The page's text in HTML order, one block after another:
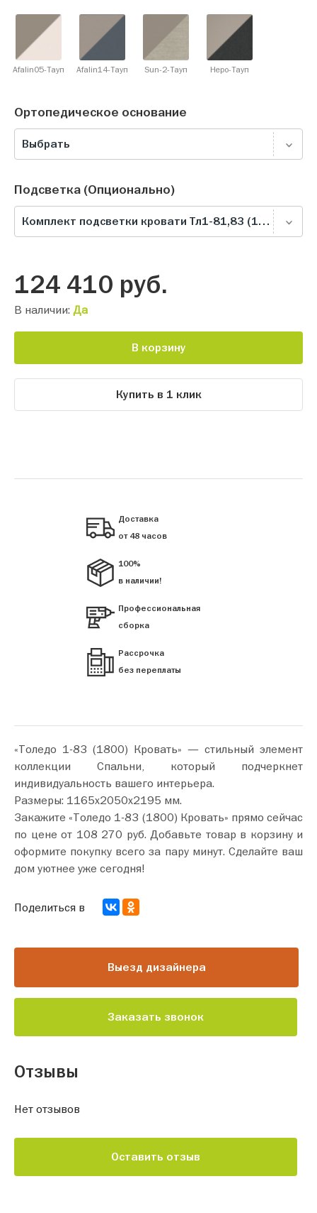
Afalin05-Тауп Afalin14-Тауп Sun-2-Тауп Неро-Тауп
Ортопедическое основание
Выбрать
Подсветка (Опционально)
Комплект подсветки кровати Тл1-81,83 (1800), белая теплая
124 410 руб.
В наличии: Да
В корзину
Купить в 1 клик
Доставка
от 48 часов
100%
в наличии!
Профессиональная
сборка
Рассрочка
без переплаты
«Толедо 1-83 (1800) Кровать» — стильный элемент
коллекции Спальни, который подчеркнет
индивидуальность вашего интерьера.
Размеры: 1165х2050х2195 мм.
Закажите «Толедо 1-83 (1800) Кровать» прямо сейчас
по цене от 108 270 руб. Добавьте товар в корзину и
оформите покупку всего за пару минут. Сделайте ваш
дом уютнее уже сегодня!
Выезд дизайнера
Заказать звонок
Поделиться в
Отзывы
Нет отзывов
Оставить отзыв